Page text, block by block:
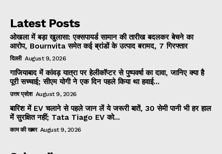
Latest Posts
ओखला में बड़ा खुलासा: एक्सपायर्ड सामान की तारीख बदलकर बेचने का
आरोप, Bournvita समेत कई ब्रांडों के उत्पाद बरामद, 7 गिरफ्तार
दिल्ली August 9, 2026
गाजियाबाद में कांवड़ यात्रा पर हेलीकॉप्टर से पुष्पवर्षा का दावा, जानिए क्या है
पूरी सच्चाई; सीएम योगी ने एक दिन पहले किया था हवाई...
उत्तर प्रदेश August 9, 2026
बारिश में EV चलाने से पहले जान लें ये जरूरी बातें, 30 सेमी पानी भी हर हाल
में सुरक्षित नहीं; Tata Tiago EV को...
काम की खबर August 9, 2026